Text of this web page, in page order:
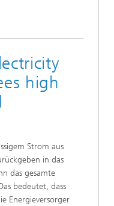
high
Strom aus
in das
das gesamte
bedeutet, dass
Energieversorger